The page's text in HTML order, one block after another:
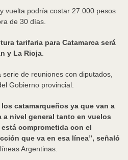
vuelta podría costar 27.000 pesos
de 30 días.
tarifaria para Catamarca será
y La Rioja
de reuniones con diputados,
Gobierno provincial.
catamarqueños ya que van a
nivel general tanto en vuelos
comprometida con el
que va en esa línea”, señaló
Argentinas.